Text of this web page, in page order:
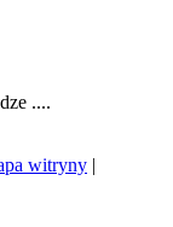
....
witryny |